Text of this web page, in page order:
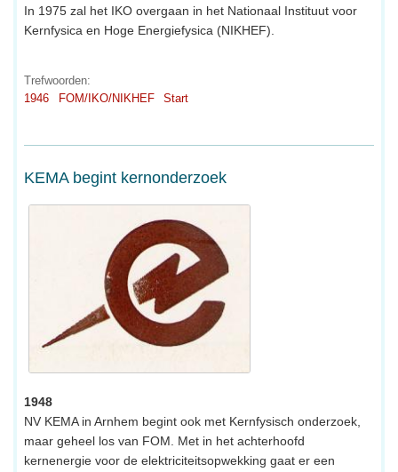
In 1975 zal het IKO overgaan in het Nationaal Instituut voor
Kernfysica en Hoge Energiefysica (NIKHEF).
Trefwoorden:
1946
FOM/IKO/NIKHEF Start
KEMA begint kernonderzoek
1948
NV KEMA in Arnhem begint ook met Kernfysisch onderzoek,
maar geheel los van FOM. Met in het achterhoofd
kernenergie voor de elektriciteitsopwekking gaat er een